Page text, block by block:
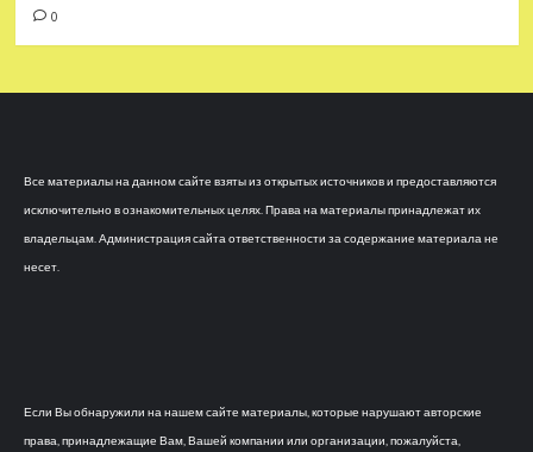
0
Все материалы на данном сайте взяты из открытых источников и предоставляются
исключительно в ознакомительных целях. Права на материалы принадлежат их
владельцам. Администрация сайта ответственности за содержание материала не
несет.
Если Вы обнаружили на нашем сайте материалы, которые нарушают авторские
права, принадлежащие Вам, Вашей компании или организации, пожалуйста,